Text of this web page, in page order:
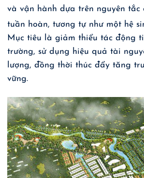
và vận hành dựa trên nguyên tắc
tuần hoàn, tương tự như một hệ
Mục tiêu là giảm thiểu tác động
trường, sử dụng hiệu quả tài
lượng, đồng thời thúc đẩy tăng
vững.